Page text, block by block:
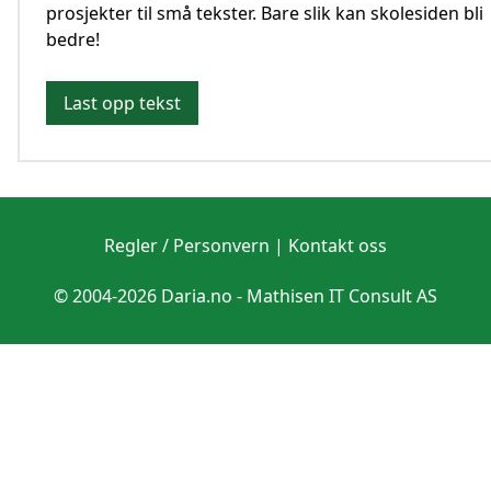
prosjekter til små tekster. Bare slik kan skolesiden bli
bedre!
Last opp tekst
Regler / Personvern | Kontakt oss
© 2004-2026 Daria.no - Mathisen IT Consult AS